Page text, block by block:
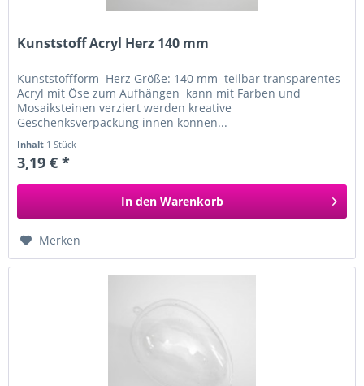
Kunststoff Acryl Herz 140 mm
Kunststoffform Herz Größe: 140 mm teilbar transparentes
Acryl mit Öse zum Aufhängen kann mit Farben und
Mosaiksteinen verziert werden kreative
Geschenksverpackung innen können...
Inhalt 1 Stück
3,19 € *
In den Warenkorb
Merken